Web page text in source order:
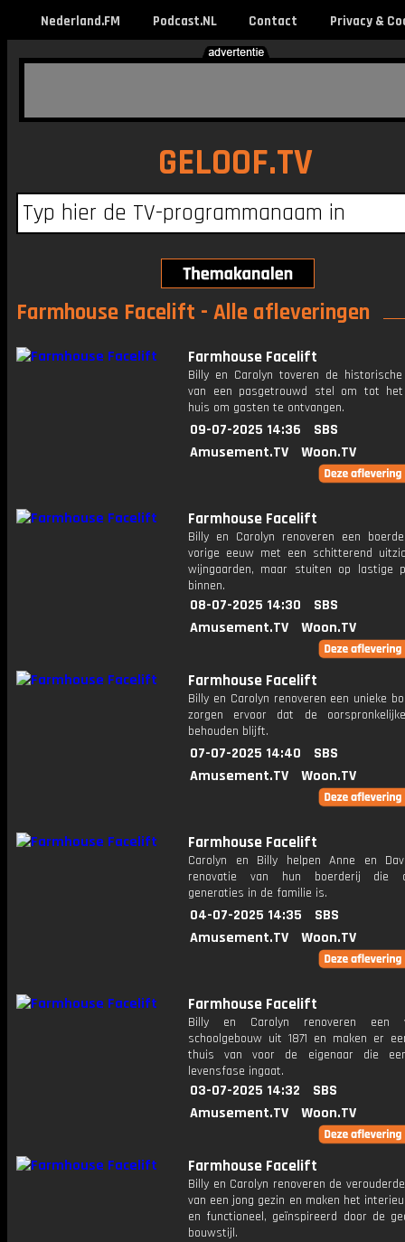
Nederland.FM Podcast.NL Contact Privacy &
GELOOF.TV
Farmhouse Facelift - Alle afleveringen
Farmhouse Facelift
Billy en Carolyn toveren de
van een pasgetrouwd stel om tot
huis om gasten te ontvangen.
09-07-2025 14:36
SBS
Amusement.TV
Woon.TV
Farmhouse Facelift
Billy en Carolyn renoveren een
vorige eeuw met een schitterend
wijngaarden, maar stuiten op lastige
binnen.
08-07-2025 14:30
SBS
Amusement.TV
Woon.TV
Farmhouse Facelift
Billy en Carolyn renoveren een unieke
zorgen ervoor dat de
behouden blijft.
07-07-2025 14:40
SBS
Amusement.TV
Woon.TV
Farmhouse Facelift
Carolyn en Billy helpen Anne en
renovatie van hun boerderij die
generaties in de familie is.
04-07-2025 14:35
SBS
Amusement.TV
Woon.TV
Farmhouse Facelift
Billy en Carolyn renoveren een
schoolgebouw uit 1871 en maken er
thuis van voor de eigenaar die
levensfase ingaat.
03-07-2025 14:32
SBS
Amusement.TV
Woon.TV
Farmhouse Facelift
Billy en Carolyn renoveren de
van een jong gezin en maken het
en functioneel, geïnspireerd door de
bouwstijl.